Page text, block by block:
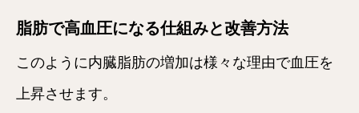
脂肪で高血圧になる仕組みと改善方法
このように内臓脂肪の増加は様々な理由で血圧を
上昇させます。